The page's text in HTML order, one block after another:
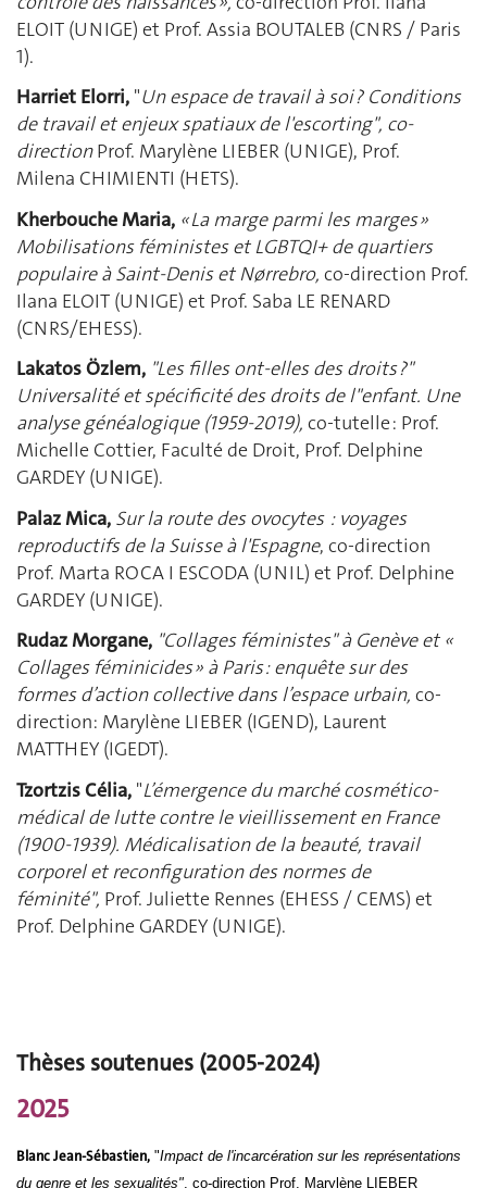
ELOIT (UNIGE) et Prof. Assia BOUTALEB (CNRS / Paris
1).
Harriet Elorri, "Un espace de travail à soi ? Conditions
de travail et enjeux spatiaux de l'escorting", co-
directionProf. Marylène LIEBER (UNIGE), Prof.
Milena CHIMIENTI (HETS).
Kherbouche Maria, « La marge parmi les marges»
Mobilisations féministes et LGBTQI+ de quartiers
populaire à Saint-Denis etNørrebro, co-direction Prof.
Ilana ELOIT (UNIGE) et Prof. Saba LE RENARD
(CNRS/EHESS).
Lakatos Özlem, "Les filles ont-elles des droits ?"
Universalité et spécificité des droits de l"enfant. Une
analyse généalogique (1959-2019), co-tutelle : Prof.
Michelle Cottier, Faculté de Droit, Prof. Delphine
GARDEY (UNIGE).
Palaz Mica, Sur la route des ovocytes : voyages
reproductifs de la Suisse à l'Espagne, co-direction
Prof. Marta ROCA I ESCODA (UNIL) et Prof. Delphine
GARDEY (UNIGE).
Rudaz Morgane, "Collages féministes" à Genève et «
Collages féminicides » à Paris : enquête sur des
formes d’action collective dans l’espace urbain, co-
direction: Marylène LIEBER (IGEND), Laurent
MATTHEY (IGEDT).
Tzortzis Célia, "L’émergence du marché cosmético-
médical de lutte contre le vieillissement en France
(1900-1939). Médicalisation de la beauté, travail
corporel et reconfiguration des normes de
féminité", Prof. Juliette Rennes (EHESS / CEMS) et
Prof. Delphine GARDEY (UNIGE).
Thèses soutenues (2005-2024)
2025
Blanc Jean-Sébastien, "Impact de l'incarcération sur les représentations
du genre et les sexualités" , co-direction Prof. Marylène LIEBER